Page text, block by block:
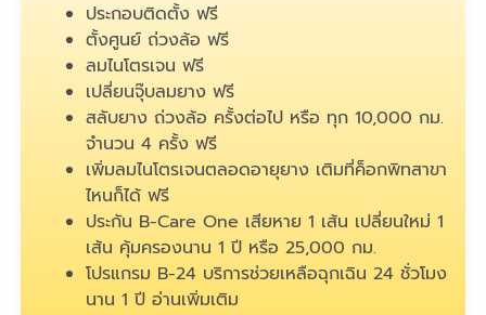
ประกอบติดตั้ง ฟรี
ตั้งศูนย์ ถ่วงล้อ ฟรี
ลมไนโตรเจน ฟรี
เปลี่ยนจุ๊บลมยาง ฟรี
สลับยาง ถ่วงล้อ ครั้งต่อไป หรือ ทุก 10,000 กม.
จำนวน 4 ครั้ง ฟรี
เพิ่มลมไนโตรเจนตลอดอายุยาง เติมที่ค็อกพิทสาขา
ไหนก็ได้ ฟรี
ประกัน B-Care One เสียหาย 1 เส้น เปลี่ยนใหม่ 1
เส้น คุ้มครองนาน 1 ปี หรือ 25,000 กม.
โปรแกรม B-24 บริการช่วยเหลือฉุกเฉิน 24 ชั่วโมง
นาน 1 ปีอ่านเพิ่มเติม